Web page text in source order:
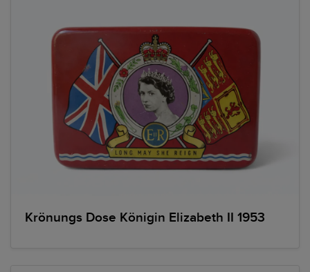
Krönungs Dose Königin Elizabeth II 1953